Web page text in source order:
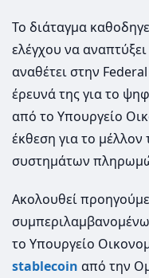
Το διάταγμα
ελέγχου να
αναθέτει στην
έρευνά της για το
από το Υπουργείο
έκθεση για το
συστημάτων
Ακολουθεί
το Υπουργείο
stablecoin από την